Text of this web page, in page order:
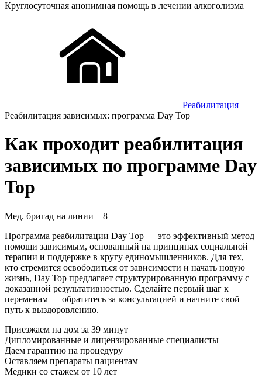
Круглосуточная анонимная помощь в лечении алкоголизма
Реабилитация
Реабилитация зависимых: программа Day Top
Как проходит реабилитация
зависимых по программе Day
Top
Мед. бригад на линии – 8
Программа реабилитации Day Top — это эффективный метод
помощи зависимым, основанный на принципах социальной
терапии и поддержке в кругу единомышленников. Для тех,
кто стремится освободиться от зависимости и начать новую
жизнь, Day Top предлагает структурированную программу с
доказанной результативностью. Сделайте первый шаг к
переменам — обратитесь за консультацией и начните свой
путь к выздоровлению.
Приезжаем на дом за 39 минут
Дипломированные и лицензированные специалисты
Даем гарантию на процедуру
Оставляем препараты пациентам
Медики со стажем от 10 лет